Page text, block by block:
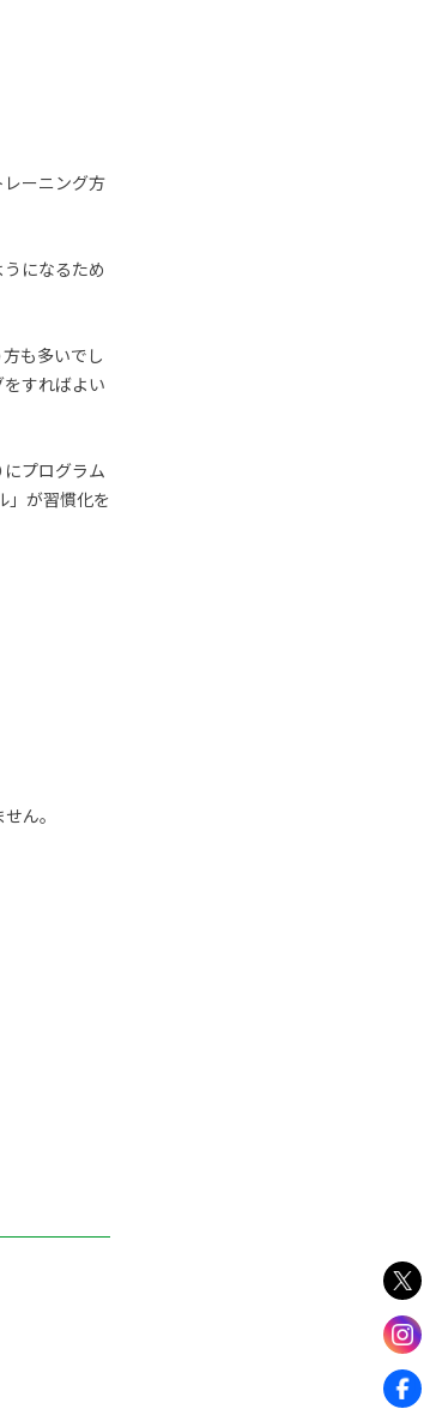
ーニング方
になるため
も多いでし
すればよい
プログラム
」が習慣化を
ん。